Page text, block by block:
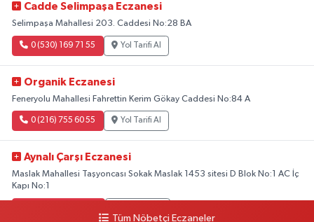
Cadde Selimpaşa Eczanesi
Selimpaşa Mahallesi 203. Caddesi No:28 BA
0 (530) 169 71 55 Yol Tarifi Al
Organik Eczanesi
Feneryolu Mahallesi Fahrettin Kerim Gökay Caddesi No:84 A
0 (216) 755 60 55 Yol Tarifi Al
Aynalı Çarşı Eczanesi
Maslak Mahallesi Taşyoncası Sokak Maslak 1453 sitesi D Blok No:1 AC İç
Kapı No:1
Tüm Nöbetçi Eczaneler